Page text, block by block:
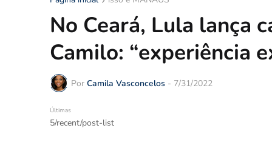
No Ceará, Lula lança
Camilo: “experiência
Por Camila Vasconcelos - 7/31/2022
Últimas
5/recent/post-list